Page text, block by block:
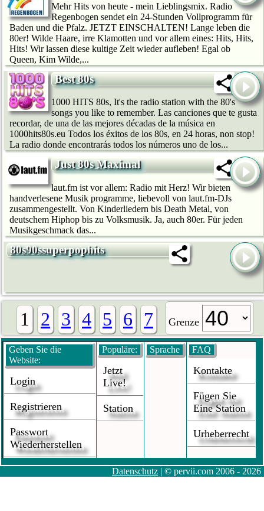
Mehr Hits von heute - mein Lieblingsmix. Radio
Regenbogen sendet ein 24-Stunden Vollprogramm für
Baden und die Pfalz. JETZT EINSCHALTEN! Lange leben die
80er! Wilde Haare, irre Klamotten und vor allem eines: Hits, Hits,
Hits! Wir lassen diese kultige Zeit wieder aufleben! Egal ob
Queen, Kim Wilde,...
Best 80s
1000 HITS 80s, It's the radio station with the 80's
songs you like to remember. Las canciones que te gusta
recordar, de una de las mejores décadas de la música en
1000hits80s.eu Todos los éxitos de los 80s, en 24 horas, non stop!
La radio donde encontrarás todos los números uno de los...
Just 80s Maximal
laut.fm ist vor allem: Radio mit Herz! Wir bie­ten
handverlesene Musik programme, liebevoll von laut.fm-DJs
zusammengestellt. Von Kinderliedern bis Death Metal, von
deutschem Hip­hop bis zu Volksmusik. Ja, auch 80er. Für jeden
Musikgeschmack das...
80s90ssuperpophits
1 2 3 4 5 6 7 Grenze
Geben Sie die
Website:
Login
Registrieren
Passwort
Wiederherstellen
Populäre:
Jetzt
Live!
Station
Sprache FAQ
Kontakte
Fügen Sie
Eine Station
Urheberrecht
Datenschutz | © pervii.com 2006 - 2026